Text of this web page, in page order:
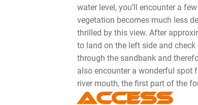
water level, you’ll encounter a
vegetation becomes much less
thrilled by this view. After
to land on the left side and
through the sandbank and
also encounter a wonderful spot
river mouth, the first part of the
Access